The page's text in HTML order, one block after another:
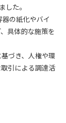
した。
の紙化やバイ
具体的な施策を
づき、人権や環
引による調達活